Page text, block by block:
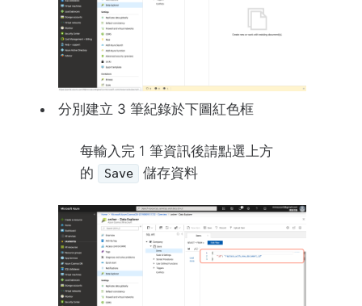
分別建立 3 筆紀錄於下圖紅色框
每輸入完 1 筆資訊後請點選上方
的
Save 儲存資料